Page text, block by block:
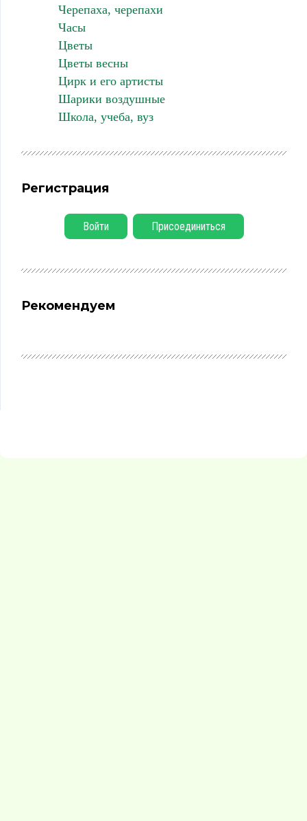
Черепаха, черепахи
Часы
Цветы
Цветы весны
Цирк и его артисты
Шарики воздушные
Школа, учеба, вуз
Регистрация
Войти Присоединиться
Рекомендуем